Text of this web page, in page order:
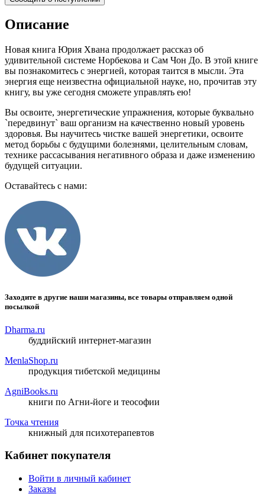
Описание
Новая книга Юрия Хвана продолжает рассказ об
удивительной системе Норбекова и Сам Чон До. В этой книге
вы познакомитесь с энергией, которая таится в мысли. Эта
энергия еще неизвестна официальной науке, но, прочитав эту
книгу, вы уже сегодня сможете управлять ею!
Вы освоите, энергетические упражнения, которые буквально
`передвинут` ваш организм на качественно новый уровень
здоровья. Вы научитесь чистке вашей энергетики, освоите
метод борьбы с будущими болезнями, целительным словам,
технике рассасывания негативного образа и даже изменению
будущей ситуации.
Оставайтесь с нами:
Заходите в другие наши магазины, все товары отправляем одной
посылкой
Dharma.ru
буддийский интернет-магазин
MenlaShop.ru
продукция тибетской медицины
AgniBooks.ru
книги по Агни-йоге и теософии
Точка чтения
книжный для психотерапевтов
Кабинет покупателя
Войти в личный кабинет
Заказы